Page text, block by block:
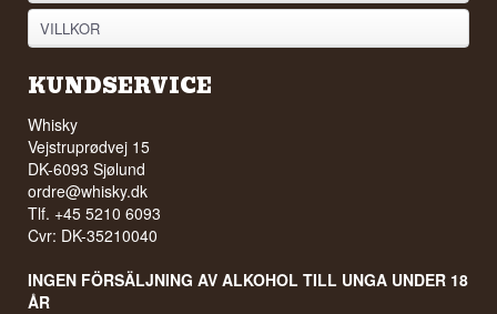
VILLKOR
KUNDSERVICE
Whisky
Vejstruprødvej 15
DK-6093 Sjølund
ordre@whisky.dk
Tlf. +45 5210 6093
Cvr: DK-35210040
INGEN FÖRSÄLJNING AV ALKOHOL TILL UNGA UNDER 18
ÅR